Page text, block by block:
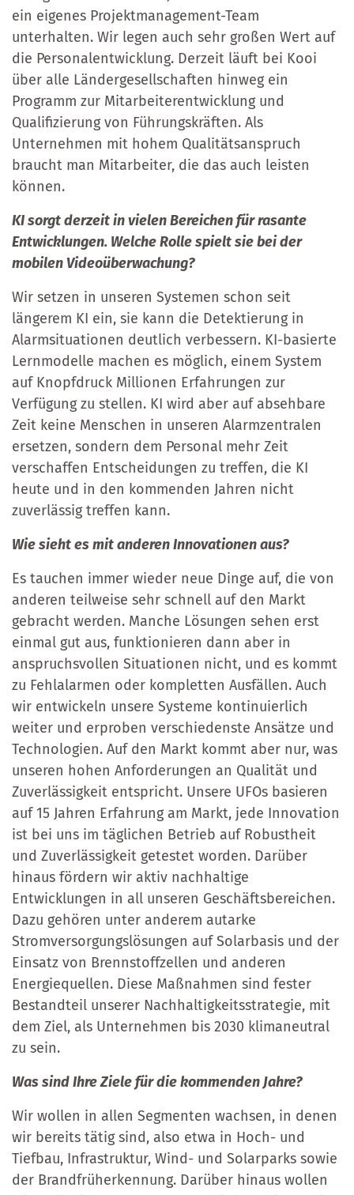
ein eigenes Projektmanagement-Team
unterhalten. Wir legen auch sehr großen Wert auf
die Personalentwicklung. Derzeit läuft bei Kooi
über alle Ländergesellschaften hinweg ein
Programm zur Mitarbeiterentwicklung und
Qualifizierung von Führungskräften. Als
Unternehmen mit hohem Qualitätsanspruch
braucht man Mitarbeiter, die das auch leisten
können.
KI sorgt derzeit in vielen Bereichen für rasante
Entwicklungen. Welche Rolle spielt sie bei der
mobilen Videoüberwachung?
Wir setzen in unseren Systemen schon seit
längerem KI ein, sie kann die Detektierung in
Alarmsituationen deutlich verbessern. KI-basierte
Lernmodelle machen es möglich, einem System
auf Knopfdruck Millionen Erfahrungen zur
Verfügung zu stellen. KI wird aber auf absehbare
Zeit keine Menschen in unseren Alarmzentralen
ersetzen, sondern dem Personal mehr Zeit
verschaffen Entscheidungen zu treffen, die KI
heute und in den kommenden Jahren nicht
zuverlässig treffen kann.
Wie sieht es mit anderen Innovationen aus?
Es tauchen immer wieder neue Dinge auf, die von
anderen teilweise sehr schnell auf den Markt
gebracht werden. Manche Lösungen sehen erst
einmal gut aus, funktionieren dann aber in
anspruchsvollen Situationen nicht, und es kommt
zu Fehlalarmen oder kompletten Ausfällen. Auch
wir entwickeln unsere Systeme kontinuierlich
weiter und erproben verschiedenste Ansätze und
Technologien. Auf den Markt kommt aber nur, was
unseren hohen Anforderungen an Qualität und
Zuverlässigkeit entspricht. Unsere UFOs basieren
auf 15 Jahren Erfahrung am Markt, jede Innovation
ist bei uns im täglichen Betrieb auf Robustheit
und Zuverlässigkeit getestet worden. Darüber
hinaus fördern wir aktiv nachhaltige
Entwicklungen in all unseren Geschäftsbereichen.
Dazu gehören unter anderem autarke
Stromversorgungslösungen auf Solarbasis und der
Einsatz von Brennstoffzellen und anderen
Energiequellen. Diese Maßnahmen sind fester
Bestandteil unserer Nachhaltigkeitsstrategie, mit
dem Ziel, als Unternehmen bis 2030 klimaneutral
zu sein.
Was sind Ihre Ziele für die kommenden Jahre?
Wir wollen in allen Segmenten wachsen, in denen
wir bereits tätig sind, also etwa in Hoch- und
Tiefbau, Infrastruktur, Wind- und Solarparks sowie
der Brandfrüherkennung. Darüber hinaus wollen